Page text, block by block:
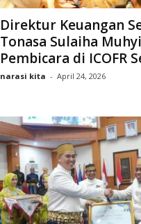
Direktur Keuangan
Tonasa Sulaiha
Pembicara di ICOFR
narasi kita - April 24, 2026